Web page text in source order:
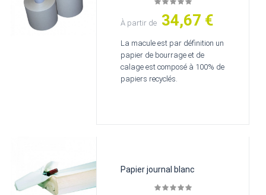
À partir de Prix
34,67 €
La macule est par définition un
papier de bourrage et de
calage est composé à 100% de
papiers recyclés.
Papier journal blanc